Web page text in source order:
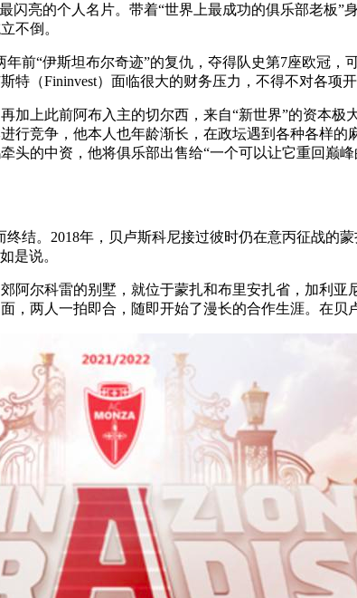
亮的个人名片。带着“世界上最成功的俱乐部老板”
不倒。
前“伊斯坦布尔奇迹”的复仇，夺得队史第7座欧冠
（Fininvest）面临很大的财务压力，不得不对各项开
加上此前阿布入主的切尔西，来自“新世界”的资本
行竞争，他本人也年龄渐长，在政坛遇到各种各样
头的中资，他将俱乐部出售给“一个可以让它重回巅峰
结。2018年，贝卢斯科尼接过彼时仍在意丙征战的
是说。
阿尔科雷的别墅，就位于蒙扎和布里安扎省，加利
，两人一拍即合，随即开始了漫长的合作生涯。在贝